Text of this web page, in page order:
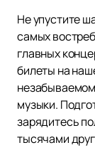
Не упустите
самых
главных
билеты на
музыки.
зарядитесь
тысячами